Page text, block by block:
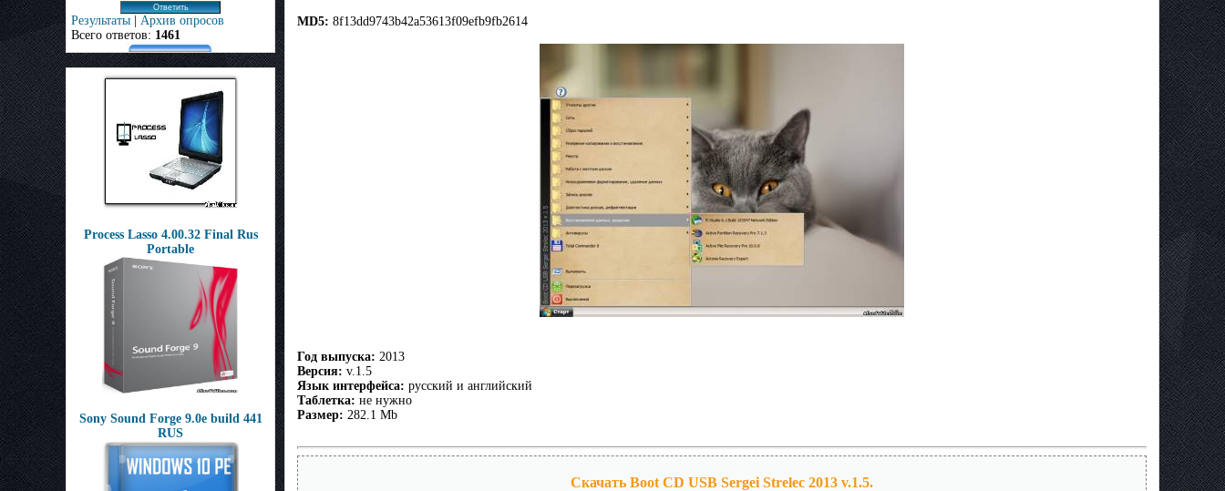
Результаты | Архив опросов
Всего ответов: 1461
Process Lasso 4.00.32 Final Rus
Portable
Sony Sound Forge 9.0e build 441
RUS
MD5: 8f13dd9743b42a53613f09efb9fb2614
Год выпуска: 2013
Версия: v.1.5
Язык интерфейса: русский и английский
Таблетка: не нужно
Размер: 282.1 Mb
Скачать Boot CD USB Sergei Strelec 2013 v.1.5.